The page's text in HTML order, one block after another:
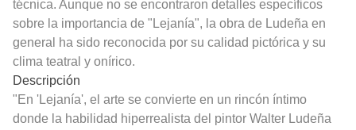
técnica. Aunque no se encontraron detalles específicos
sobre la importancia de "Lejanía", la obra de Ludeña en
general ha sido reconocida por su calidad pictórica y su
clima teatral y onírico.
Descripción
"En 'Lejanía', el arte se convierte en un rincón íntimo
donde la habilidad hiperrealista del pintor Walter Ludeña